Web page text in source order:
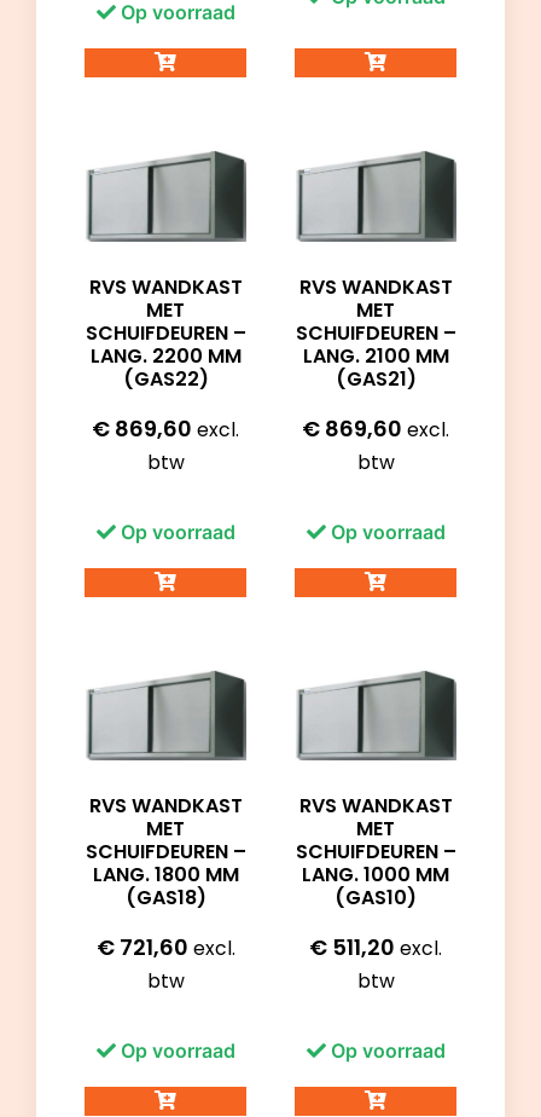
Op voorraad
RVS WANDKAST
MET
SCHUIFDEUREN –
LANG. 2200 MM
(GAS22)
€ 869,60 excl.
btw
Op voorraad
RVS WANDKAST
MET
SCHUIFDEUREN –
LANG. 2100 MM
(GAS21)
€ 869,60 excl.
btw
Op voorraad
RVS WANDKAST
MET
SCHUIFDEUREN –
LANG. 1800 MM
(GAS18)
€721,60 excl.
btw
Op voorraad
RVS WANDKAST
MET
SCHUIFDEUREN –
LANG. 1000 MM
(GAS10)
€ 511,20 excl.
btw
Op voorraad